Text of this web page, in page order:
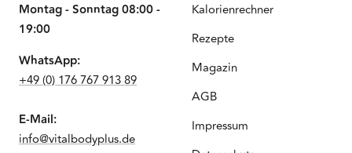
Montag - Sonntag 08:00 -
19:00
WhatsApp:
+49 (0) 176 767 913 89
E-Mail:
info@vitalbodyplus.de
Kalorienrechner
Rezepte
Magazin
AGB
Impressum